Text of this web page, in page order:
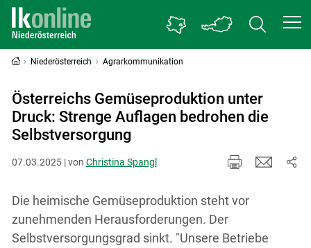
Niederösterreich Agrarkommunikation
Österreichs Gemüseproduktion unter
Druck: Strenge Auflagen bedrohen die
Selbstversorgung
07.03.2025 | von Christina Spangl
Die heimische Gemüseproduktion steht vor
zunehmenden Herausforderungen. Der
Selbstversorgungsgrad sinkt. "Unsere Betriebe